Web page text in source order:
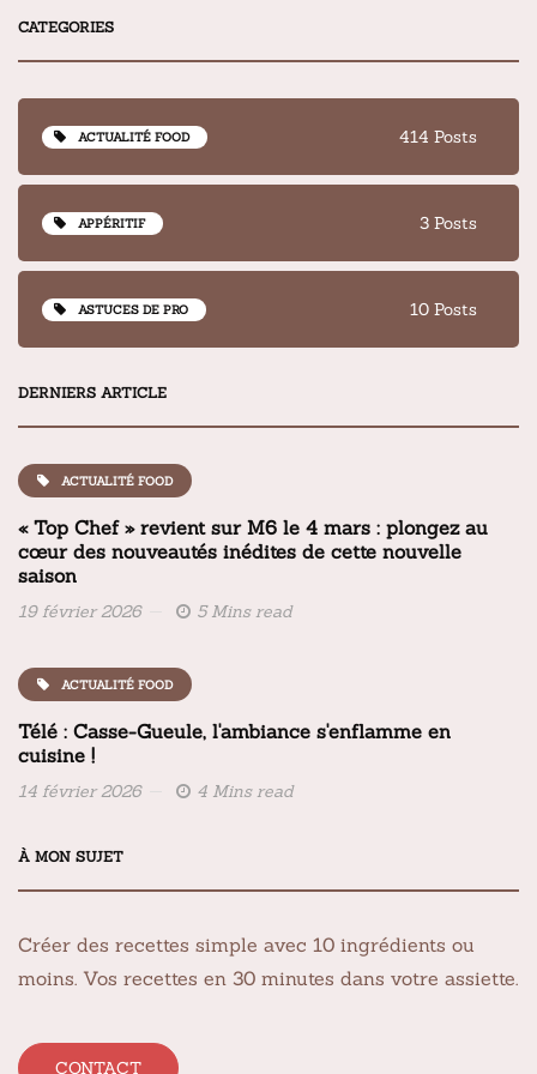
CATEGORIES
ACTUALITÉ FOOD 414 Posts
APPÉRITIF 3 Posts
ASTUCES DE PRO 10 Posts
DERNIERS ARTICLE
ACTUALITÉ FOOD
« Top Chef » revient sur M6 le 4 mars : plongez au
cœur des nouveautés inédites de cette nouvelle
saison
19 février 2026 5 Mins read
ACTUALITÉ FOOD
Télé : Casse-Gueule, l'ambiance s'enflamme en
cuisine !
14 février 2026 4 Mins read
À MON SUJET
Créer des recettes simple avec 10 ingrédients ou
moins. Vos recettes en 30 minutes dans votre assiette.
CONTACT